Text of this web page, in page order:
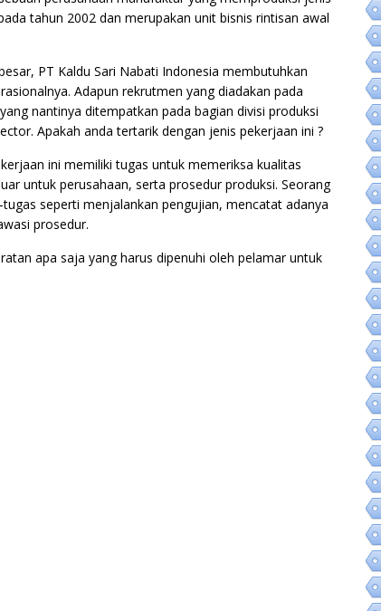
tahun 2002 dan merupakan unit bisnis rintisan awal
PT Kaldu Sari Nabati Indonesia membutuhkan
Adapun rekrutmen yang diadakan pada
nantinya ditempatkan pada bagian divisi produksi
Apakah anda tertarik dengan jenis pekerjaan ini ?
ini memiliki tugas untuk memeriksa kualitas
untuk perusahaan, serta prosedur produksi. Seorang
seperti menjalankan pengujian, mencatat adanya
prosedur.
apa saja yang harus dipenuhi oleh pelamar untuk